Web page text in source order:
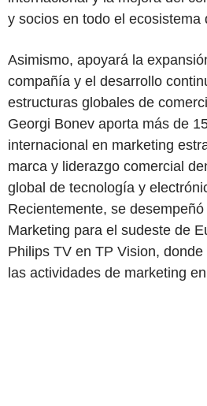
y socios en todo el ecosistema
Asimismo, apoyará la
compañía y el desarrollo
estructuras globales de
Georgi Bonev aporta más de
internacional en marketing
marca y liderazgo comercial
global de tecnología y
Recientemente, se
Marketing para el sudeste de
Philips TV en TP Vision,
las actividades de marketing